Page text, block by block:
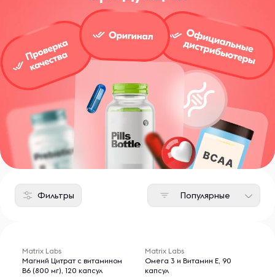
Фильтры Популярные
Matrix Labs
Магний Цитрат с витамином
B6 (800 мг), 120 капсул
Matrix Labs
Омега 3 и Витамин Е, 90
капсул